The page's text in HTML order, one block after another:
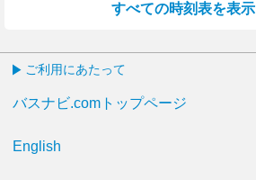
すべての時刻表を表示
ご利用にあたって
バスナビ.comトップページ
English